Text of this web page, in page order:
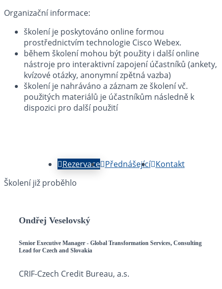
Organizační informace:
školení je poskytováno online formou
prostřednictvím technologie Cisco Webex.
během školení mohou být použity i další online
nástroje pro interaktivní zapojení účastníků (ankety,
kvízové otázky, anonymní zpětná vazba)
školení je nahráváno a záznam ze školení vč.
použitých materiálů je účastníkům následně k
dispozici pro další použití
Rezervace Přednášející Kontakt
Školení již proběhlo
Ondřej Veselovský
Senior Executive Manager - Global Transformation Services, Consulting
Lead for Czech and Slovakia
CRIF-Czech Credit Bureau, a.s.